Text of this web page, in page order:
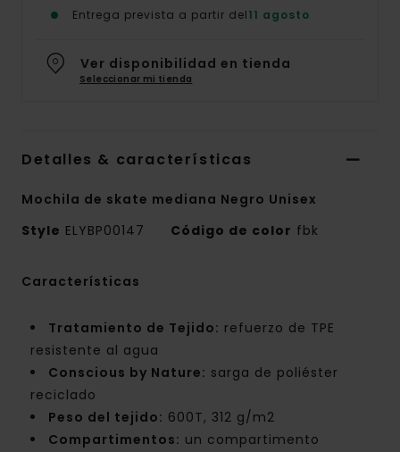
Entrega prevista a partir del11 agosto
Ver disponibilidad en tienda
Seleccionar mi tienda
Detalles & características
Mochila de skate mediana Negro Unisex
Style ELYBP00147 Código de color fbk
Características
Tratamiento de Tejido: refuerzo de TPE
resistente al agua
Conscious by Nature: sarga de poliéster
reciclado
Peso del tejido: 600T, 312 g/m2
Compartimentos: un compartimento